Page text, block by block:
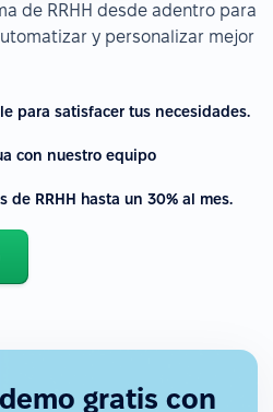
de RRHH desde adentro para
y personalizar mejor
para satisfacer tus necesidades.
con nuestro equipo
de RRHH hasta un 30% al mes.
gratis con